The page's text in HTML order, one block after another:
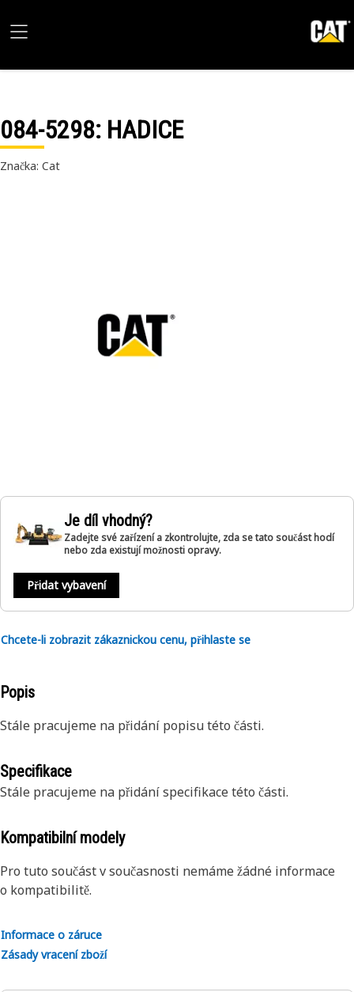
084-5298: HADICE
Značka: Cat
Je díl vhodný?
Zadejte své zařízení a zkontrolujte, zda se tato součást hodí
nebo zda existují možnosti opravy.
Přidat vybavení
Chcete-li zobrazit zákaznickou cenu, přihlaste se
Popis
Stále pracujeme na přidání popisu této části.
Specifikace
Stále pracujeme na přidání specifikace této části.
Kompatibilní modely
Pro tuto součást v současnosti nemáme žádné informace
o kompatibilitě.
Informace o záruce
Zásady vracení zboží